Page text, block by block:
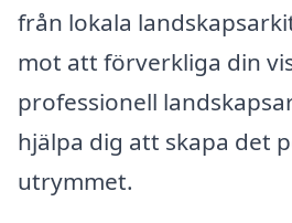
från lokala
mot att förverkliga din
professionell
hjälpa dig att skapa det
utrymmet.